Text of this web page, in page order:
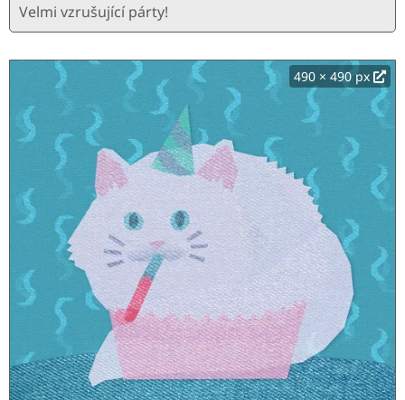
Velmi vzrušující párty!
490 × 490 px